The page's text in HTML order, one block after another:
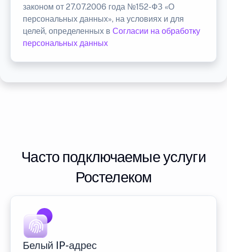
законом от 27.07.2006 года №152-ФЗ «О
персональных данных», на условиях и для
целей, определенных в Согласии на обработку
персональных данных
Часто подключаемые услуги
Ростелеком
Белый IP-адрес